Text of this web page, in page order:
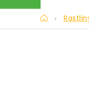
Domov